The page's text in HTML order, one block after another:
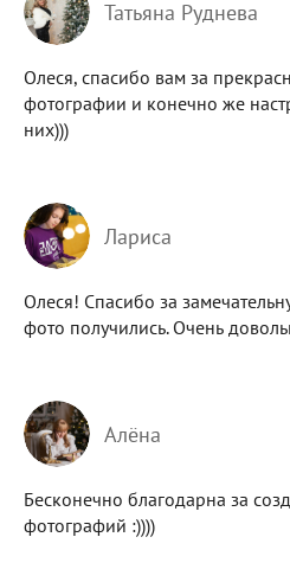
Татьяна Руднева
Олеся, спасибо вам за
фотографии и конечно же
них)))
Лариса
Олеся! Спасибо за
фото получились. Очень
Алёна
Бесконечно благодарна за
фотографий :))))